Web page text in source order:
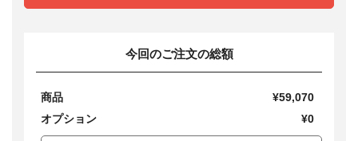
今回のご注文の総額
商品
¥59,070
オプション
¥0